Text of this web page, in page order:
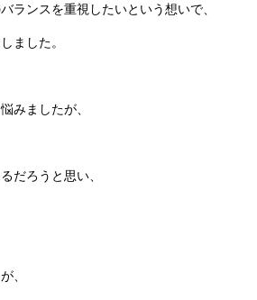
ランスを重視したいという想いで、
ました。
みましたが、
だろうと思い、
、